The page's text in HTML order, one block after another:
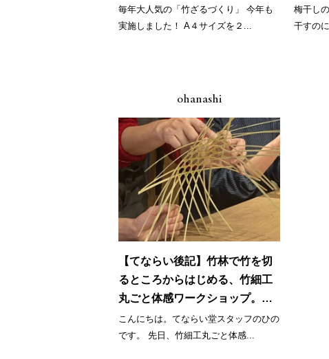
大活躍！
毎年大人気の「竹ざるづくり」 今年も
実施しました！ A４サイズを２...
梅干し
干すの
ohanashi
【てならい後記】竹林で竹を切
るところからはじめる、竹細工
丸ごと体感ワークショップ。＜
竹細工パート＞
こんにちは。てならい堂スタッフのひの
です。 先日、竹細工丸ごと体感...